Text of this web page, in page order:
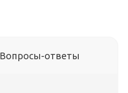
Вопросы-ответы